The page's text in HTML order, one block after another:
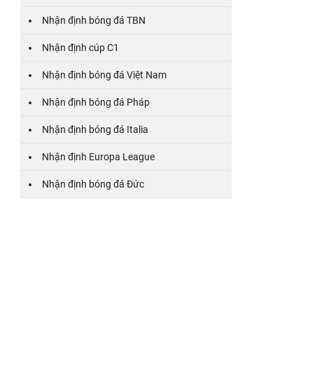
CK V.Bảng Giải
Nhận định bóng đá TBN
Nhận định cúp C1
Nhận định bóng đá Việt Nam
Nhận định bóng đá Pháp
Nhận định bóng đá Italia
Nhận định Europa League
Nhận định bóng đá Đức